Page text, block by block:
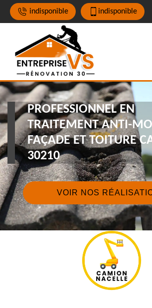
indisponible indisponible
PROFESSIONNEL EN
TRAITEMENT ANTI-
FAÇADE ET TOITURE
30210
VOIR NOS